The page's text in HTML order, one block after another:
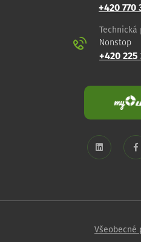
+420 770
Nonstop
+420 225
Všeobecné